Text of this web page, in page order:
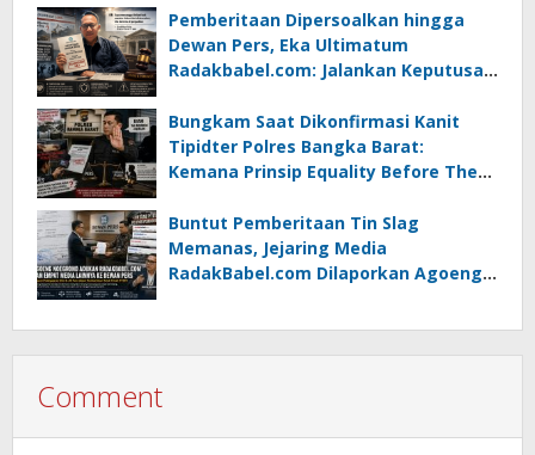
Pemberitaan Dipersoalkan hingga
Dewan Pers, Eka Ultimatum
Radakbabel.com: Jalankan Keputusan
Bungkam Saat Dikonfirmasi Kanit
Tipidter Polres Bangka Barat:
Kemana Prinsip Equality Before The
Buntut Pemberitaan Tin Slag
Memanas, Jejaring Media
RadakBabel.com Dilaporkan Agoeng
Comment